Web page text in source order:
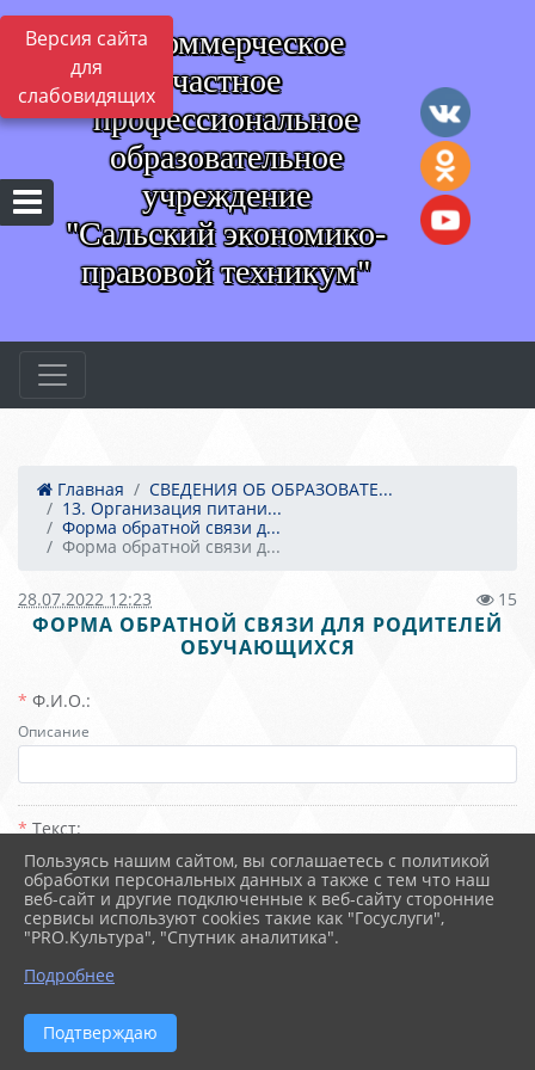
Версия сайта
для
слабовидящих
Некоммерческое
частное
профессиональное
образовательное
учреждение
"Сальский экономико-
правовой техникум"
Главная
СВЕДЕНИЯ ОБ ОБРАЗОВАТЕ...
13. Организация питани...
Форма обратной связи д...
Форма обратной связи д...
28.07.2022 12:23 15
ФОРМА ОБРАТНОЙ СВЯЗИ ДЛЯ РОДИТЕЛЕЙ
ОБУЧАЮЩИХСЯ
Ф.И.О.:
Описание
Текст:
Пользуясь нашим сайтом, вы соглашаетесь с политикой
обработки персональных данных а также с тем что наш
веб-сайт и другие подключенные к веб-сайту сторонние
сервисы используют cookies такие как "Госуслуги",
"PRO.Культура", "Спутник аналитика".
Подробнее
Подтверждаю